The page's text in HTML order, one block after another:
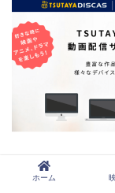
映画『バック･
ホーム